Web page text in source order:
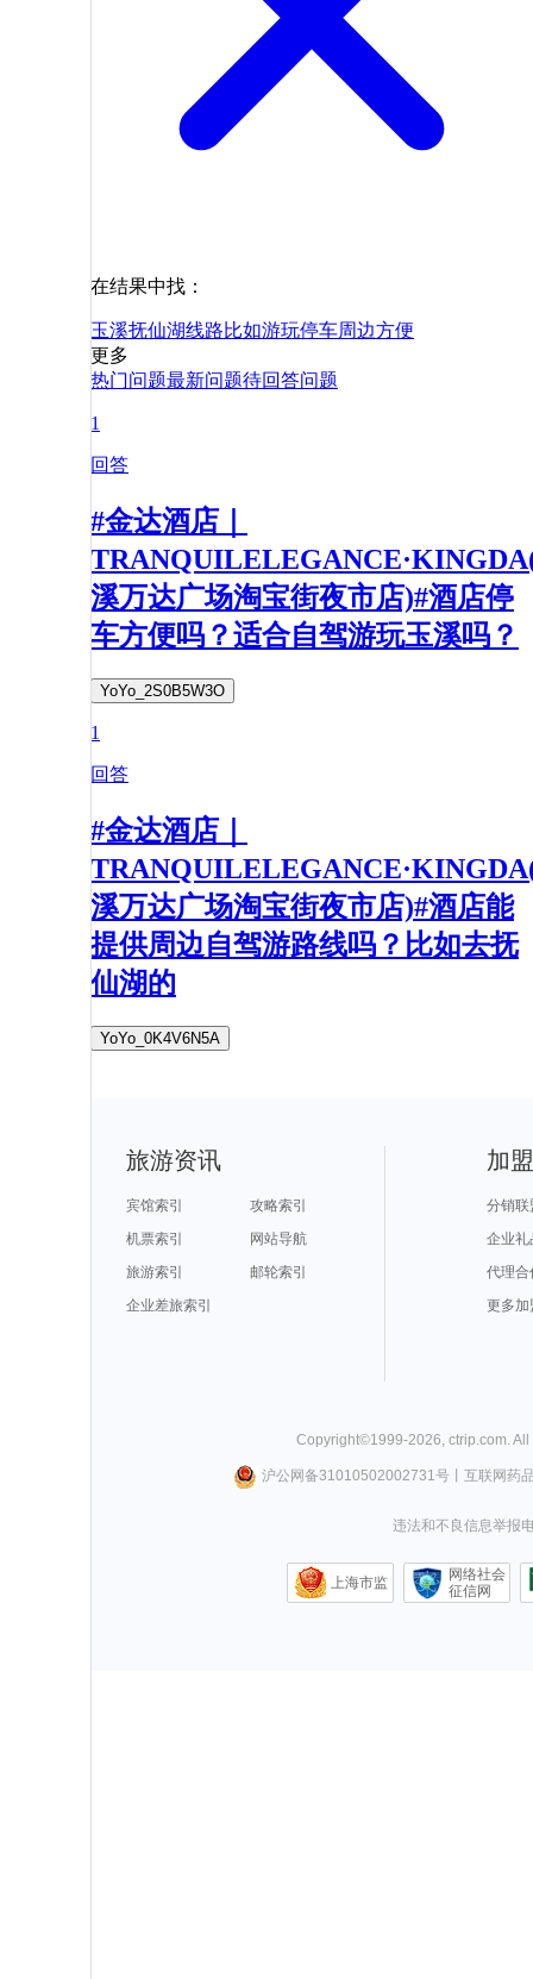
在结果中找：
玉溪抚仙湖线路比如游玩停车周边方便
更多
热门问题最新问题待回答问题
1
回答
#金达酒店｜
溪万达广场淘宝街夜市店)#酒店停
车方便吗？适合自驾游玩玉溪吗？
YoYo_2S0B5W3O
1
回答
#金达酒店｜
溪万达广场淘宝街夜市店)#酒店能
提供周边自驾游路线吗？比如去抚
仙湖的
YoYo_0K4V6N5A
旅游资讯
宾馆索引
攻略索引
机票索引
网站导航
旅游索引
邮轮索引
企业差旅索引
加
分销联
企业礼
代理合
更多加
Copyright©1999-2026 ctrip.com .
沪公网备31010502002731号丨 互联网药
违法和不良信息举报
上海市监
网络社会
征信网